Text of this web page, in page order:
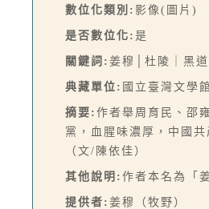
數位化類別: 影像(圖片)
是否數位化: 是
關鍵詞: 姜穆│杜陵｜黑
典藏單位: 國立臺灣文學
摘要: 作者舉周育民、邵
黨，血腥味濃厚，中國
（文/陳依佳）
其他說明: 作者本名為「
提供者: 姜穆（牧野）